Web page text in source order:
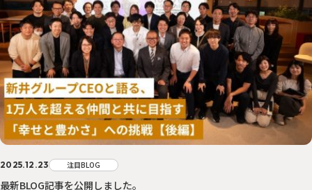
2025.12.23 注目BLOG
最新BLOG記事を公開しました。